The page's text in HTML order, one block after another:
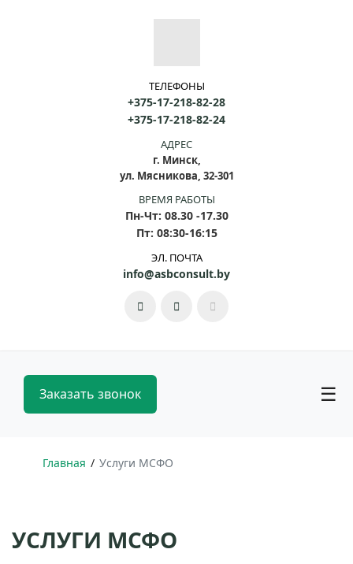
ТЕЛЕФОНЫ
+375-17-218-82-28
+375-17-218-82-24
АДРЕС
г. Минск,
ул. Мясникова, 32-301
ВРЕМЯ РАБОТЫ
Пн-Чт: 08.30 -17.30
Пт: 08:30-16:15
ЭЛ. ПОЧТА
info@asbconsult.by
Заказать звонок ☰
Главная Услуги МСФО
УСЛУГИ МСФО